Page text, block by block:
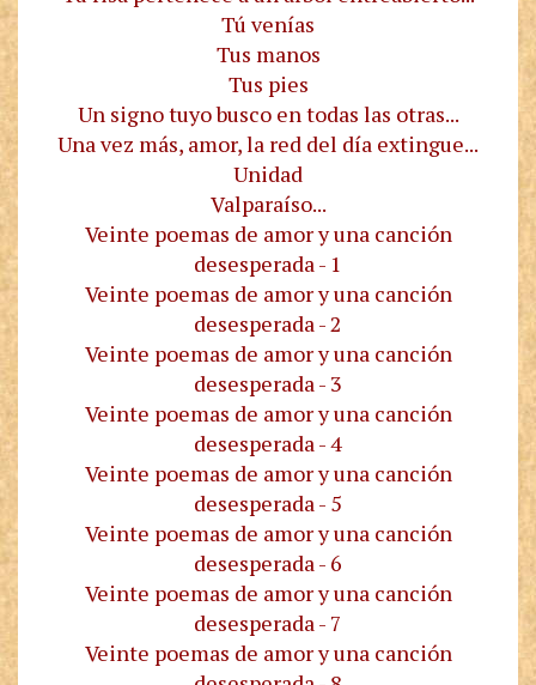
Tú venías
Tus manos
Tus pies
Un signo tuyo busco en todas las otras...
Una vez más, amor, la red del día extingue...
Unidad
Valparaíso...
Veinte poemas de amor y una canción
desesperada - 1
Veinte poemas de amor y una canción
desesperada - 2
Veinte poemas de amor y una canción
desesperada - 3
Veinte poemas de amor y una canción
desesperada - 4
Veinte poemas de amor y una canción
desesperada - 5
Veinte poemas de amor y una canción
desesperada - 6
Veinte poemas de amor y una canción
desesperada - 7
Veinte poemas de amor y una canción